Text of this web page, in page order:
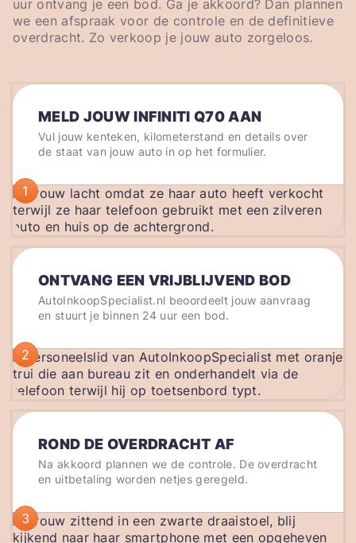
uur ontvang je een bod. Ga je akkoord? Dan plannen
we een afspraak voor de controle en de definitieve
overdracht. Zo verkoop je jouw auto zorgeloos.
MELD JOUW INFINITI Q70 AAN
Vul jouw kenteken, kilometerstand en details over
de staat van jouw auto in op het formulier.
1
ONTVANG EEN VRIJBLIJVEND BOD
AutoInkoopSpecialist.nl beoordeelt jouw aanvraag
en stuurt je binnen 24 uur een bod.
2
ROND DE OVERDRACHT AF
Na akkoord plannen we de controle. De overdracht
en uitbetaling worden netjes geregeld.
3